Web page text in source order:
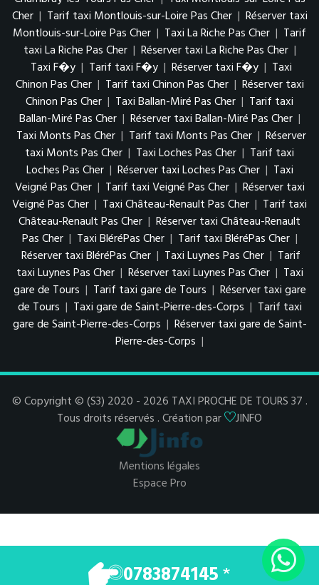
Cher | Tarif taxi Montlouis-sur-Loire Pas Cher | Réserver taxi
Montlouis-sur-Loire Pas Cher | Taxi La Riche Pas Cher | Tarif
taxi La Riche Pas Cher | Réserver taxi La Riche Pas Cher |
Taxi F�y | Tarif taxi F�y | Réserver taxi F�y | Taxi
Chinon Pas Cher | Tarif taxi Chinon Pas Cher | Réserver taxi
Chinon Pas Cher | Taxi Ballan-Miré Pas Cher | Tarif taxi
Ballan-Miré Pas Cher | Réserver taxi Ballan-Miré Pas Cher |
Taxi Monts Pas Cher | Tarif taxi Monts Pas Cher | Réserver
taxi Monts Pas Cher | Taxi Loches Pas Cher | Tarif taxi
Loches Pas Cher | Réserver taxi Loches Pas Cher | Taxi
Veigné Pas Cher | Tarif taxi Veigné Pas Cher | Réserver taxi
Veigné Pas Cher | Taxi Château-Renault Pas Cher | Tarif taxi
Château-Renault Pas Cher | Réserver taxi Château-Renault
Pas Cher | Taxi BléréPas Cher | Tarif taxi BléréPas Cher |
Réserver taxi BléréPas Cher | Taxi Luynes Pas Cher | Tarif
taxi Luynes Pas Cher | Réserver taxi Luynes Pas Cher | Taxi
gare de Tours | Tarif taxi gare de Tours | Réserver taxi gare
de Tours | Taxi gare de Saint-Pierre-des-Corps | Tarif taxi
gare de Saint-Pierre-des-Corps | Réserver taxi gare de Saint-
Pierre-des-Corps |
© Copyright © (S3) 2020 - 2026 TAXI PROCHE DE TOURS 37 .
Tous droits réservés . Création par
JINFO
Mentions légales
Espace Pro
0783874145*